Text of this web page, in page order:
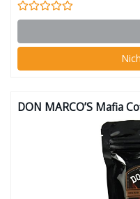
DON MARCO’S Mafia